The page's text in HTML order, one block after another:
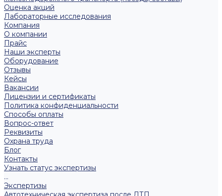
Оценка акций
Лабораторные исследования
Компания
О компании
Прайс
Наши эксперты
Оборудование
Отзывы
Кейсы
Вакансии
Лицензии и сертификаты
Политика конфиденциальности
Способы оплаты
Вопрос-ответ
Реквизиты
Охрана труда
Блог
Контакты
Узнать статус экспертизы
...
Экспертизы